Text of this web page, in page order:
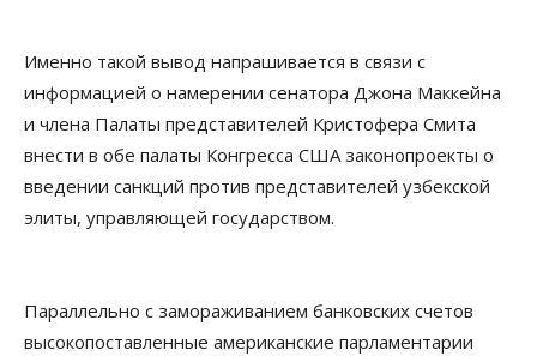
Именно такой вывод напрашивается в связи с
информацией о намерении сенатора Джона Маккейна
и члена Палаты представителей Кристофера Смита
внести в обе палаты Конгресса США законопроекты о
введении санкций против представителей узбекской
элиты, управляющей государством.
Параллельно с замораживанием банковских счетов
высокопоставленные американские парламентарии